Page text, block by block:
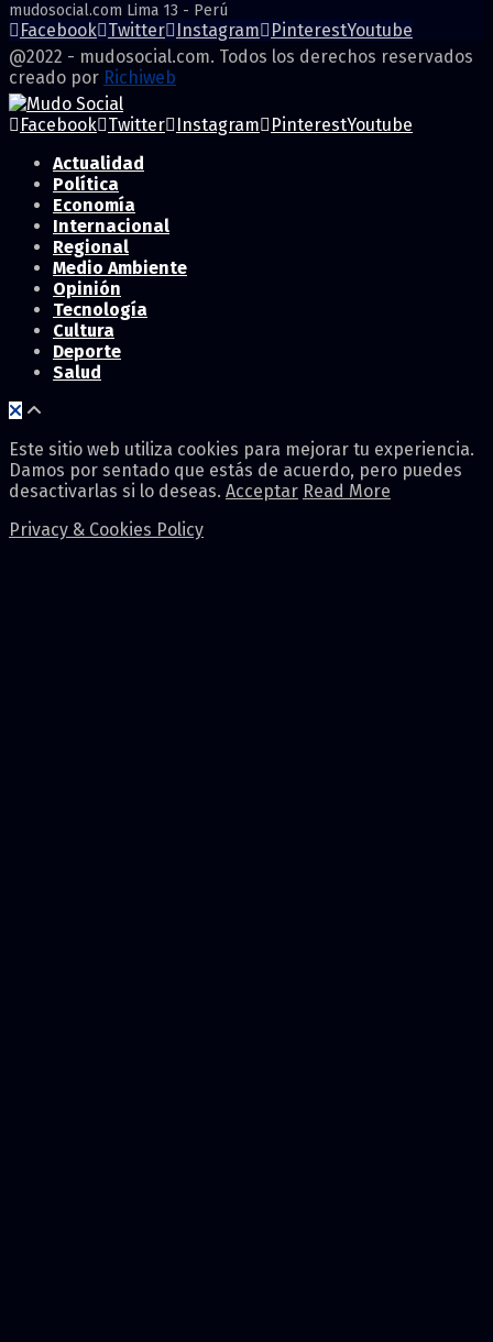
mudosocial.com Lima 13 - Perú
Facebook Twitter Instagram PinterestYoutube
@2022 - mudosocial.com. Todos los derechos reservados
creado por Richiweb
Facebook Twitter Instagram PinterestYoutube
Actualidad
Política
Economía
Internacional
Regional
Medio Ambiente
Opinión
Tecnología
Cultura
Deporte
Salud
Este sitio web utiliza cookies para mejorar tu experiencia.
Damos por sentado que estás de acuerdo, pero puedes
desactivarlas si lo deseas. Acceptar Read More
Privacy & Cookies Policy